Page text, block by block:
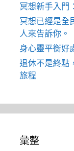
冥想新手入門
冥想已經是全
人來告訴你。
身心靈平衡好
退休不是終點
旅程
彙整